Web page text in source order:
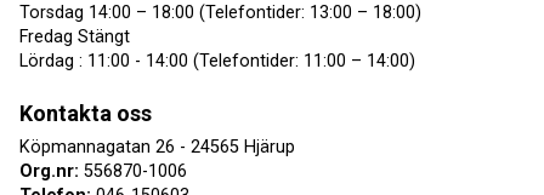
Torsdag 14:00 – 18:00 (Telefontider: 13:00 – 18:00)
Fredag Stängt
Lördag : 11:00 - 14:00 (Telefontider: 11:00 – 14:00)
Kontakta oss
Köpmannagatan 26 - 24565 Hjärup
Org.nr: 556870-1006